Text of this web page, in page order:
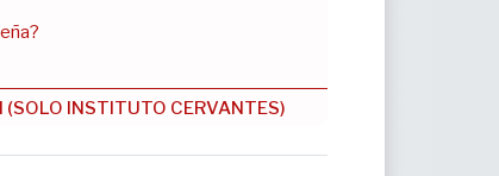
(SOLO INSTITUTO CERVANTES)